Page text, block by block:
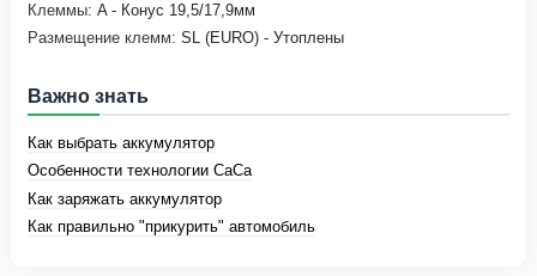
Клеммы: A - Конус 19,5/17,9мм
Размещение клемм: SL (EURO) - Утоплены
Важно знать
Как выбрать аккумулятор
Особенности технологии CaCa
Как заряжать аккумулятор
Как правильно "прикурить" автомобиль